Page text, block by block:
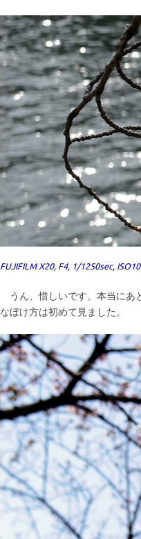
FUJIFILM X20, F4, 1/1250sec,
うん、惜しいです。本当にあ
なぼけ方は初めて見ました。